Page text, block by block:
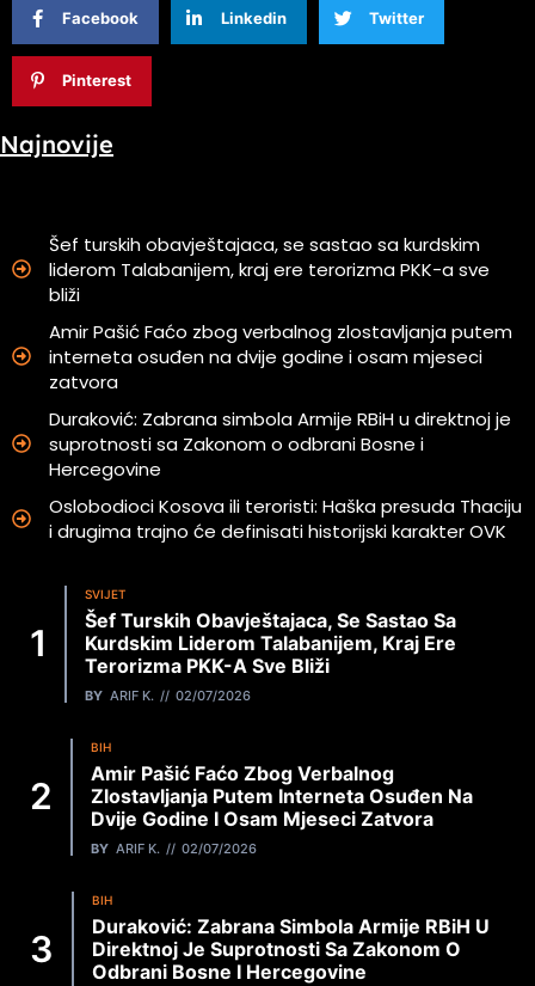
Facebook Linkedin Twitter
Pinterest
Najnovije
Šef turskih obavještajaca, se sastao sa kurdskim
liderom Talabanijem, kraj ere terorizma PKK-a sve
bliži
Amir Pašić Faćo zbog verbalnog zlostavljanja putem
interneta osuđen na dvije godine i osam mjeseci
zatvora
Duraković: Zabrana simbola Armije RBiH u direktnoj je
suprotnosti sa Zakonom o odbrani Bosne i
Hercegovine
Oslobodioci Kosova ili teroristi: Haška presuda Thaciju
i drugima trajno će definisati historijski karakter OVK
SVIJET
Šef Turskih Obavještajaca, Se Sastao Sa
Kurdskim Liderom Talabanijem, Kraj Ere
Terorizma PKK-A Sve Bliži
BY ARIF K. 02/07/2026
BIH
Amir Pašić Faćo Zbog Verbalnog
Zlostavljanja Putem Interneta Osuđen Na
Dvije Godine I Osam Mjeseci Zatvora
BY ARIF K. 02/07/2026
BIH
Duraković: Zabrana Simbola Armije RBiH U
Direktnoj Je Suprotnosti Sa Zakonom O
Odbrani Bosne I Hercegovine